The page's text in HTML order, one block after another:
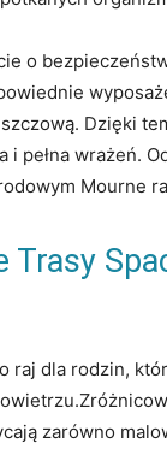
o
Dzięki
i pełna wrażeń.
Mourne
Trasy
raj dla rodzin,
zarówno